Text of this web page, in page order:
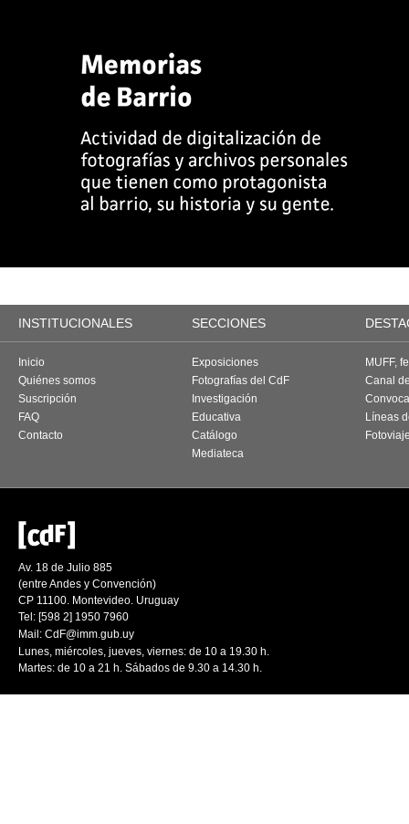
INSTITUCIONALES SECCIONES
Inicio
Quiénes somos
Suscripción
FAQ
Contacto
Exposiciones
Fotografías del CdF
Investigación
Educativa
Catálogo
Mediateca
MUFF,
Canal
Líneas
Av. 18 de Julio 885
(entre Andes y Convención)
CP 11100. Montevideo. Uruguay
Tel: [598 2] 1950 7960
Mail: CdF@imm.gub.uy
Lunes, miércoles, jueves, viernes: de 10 a 19.30 h.
Martes: de 10 a 21 h. Sábados de 9.30 a 14.30 h.